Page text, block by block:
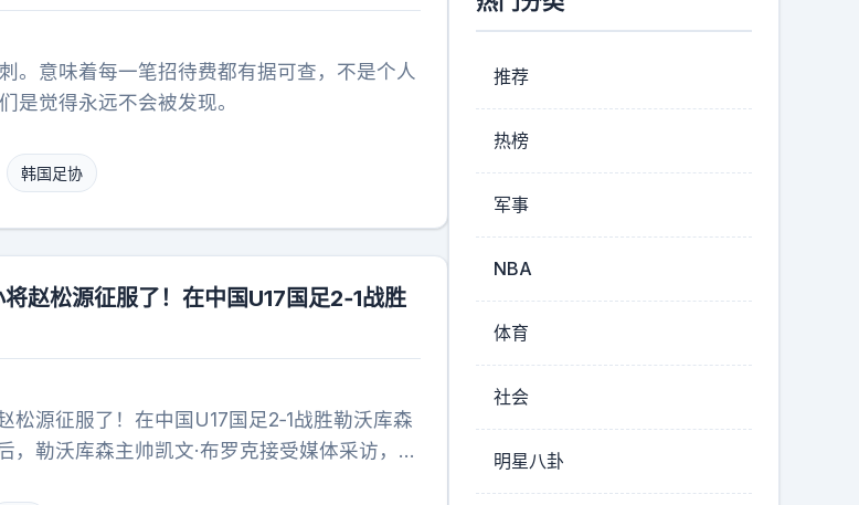
。意味着每一笔招待费都有据可查，不是个人
是觉得永远不会被发现。
韩国足协
赵松源征服了！在中国U17国足2‑1战胜
松源征服了！在中国U17国足2‑1战胜勒沃库森
，勒沃库森主帅凯文·布罗克接受媒体采访，聊
推荐
热榜
军事
NBA
体育
社会
明星八卦